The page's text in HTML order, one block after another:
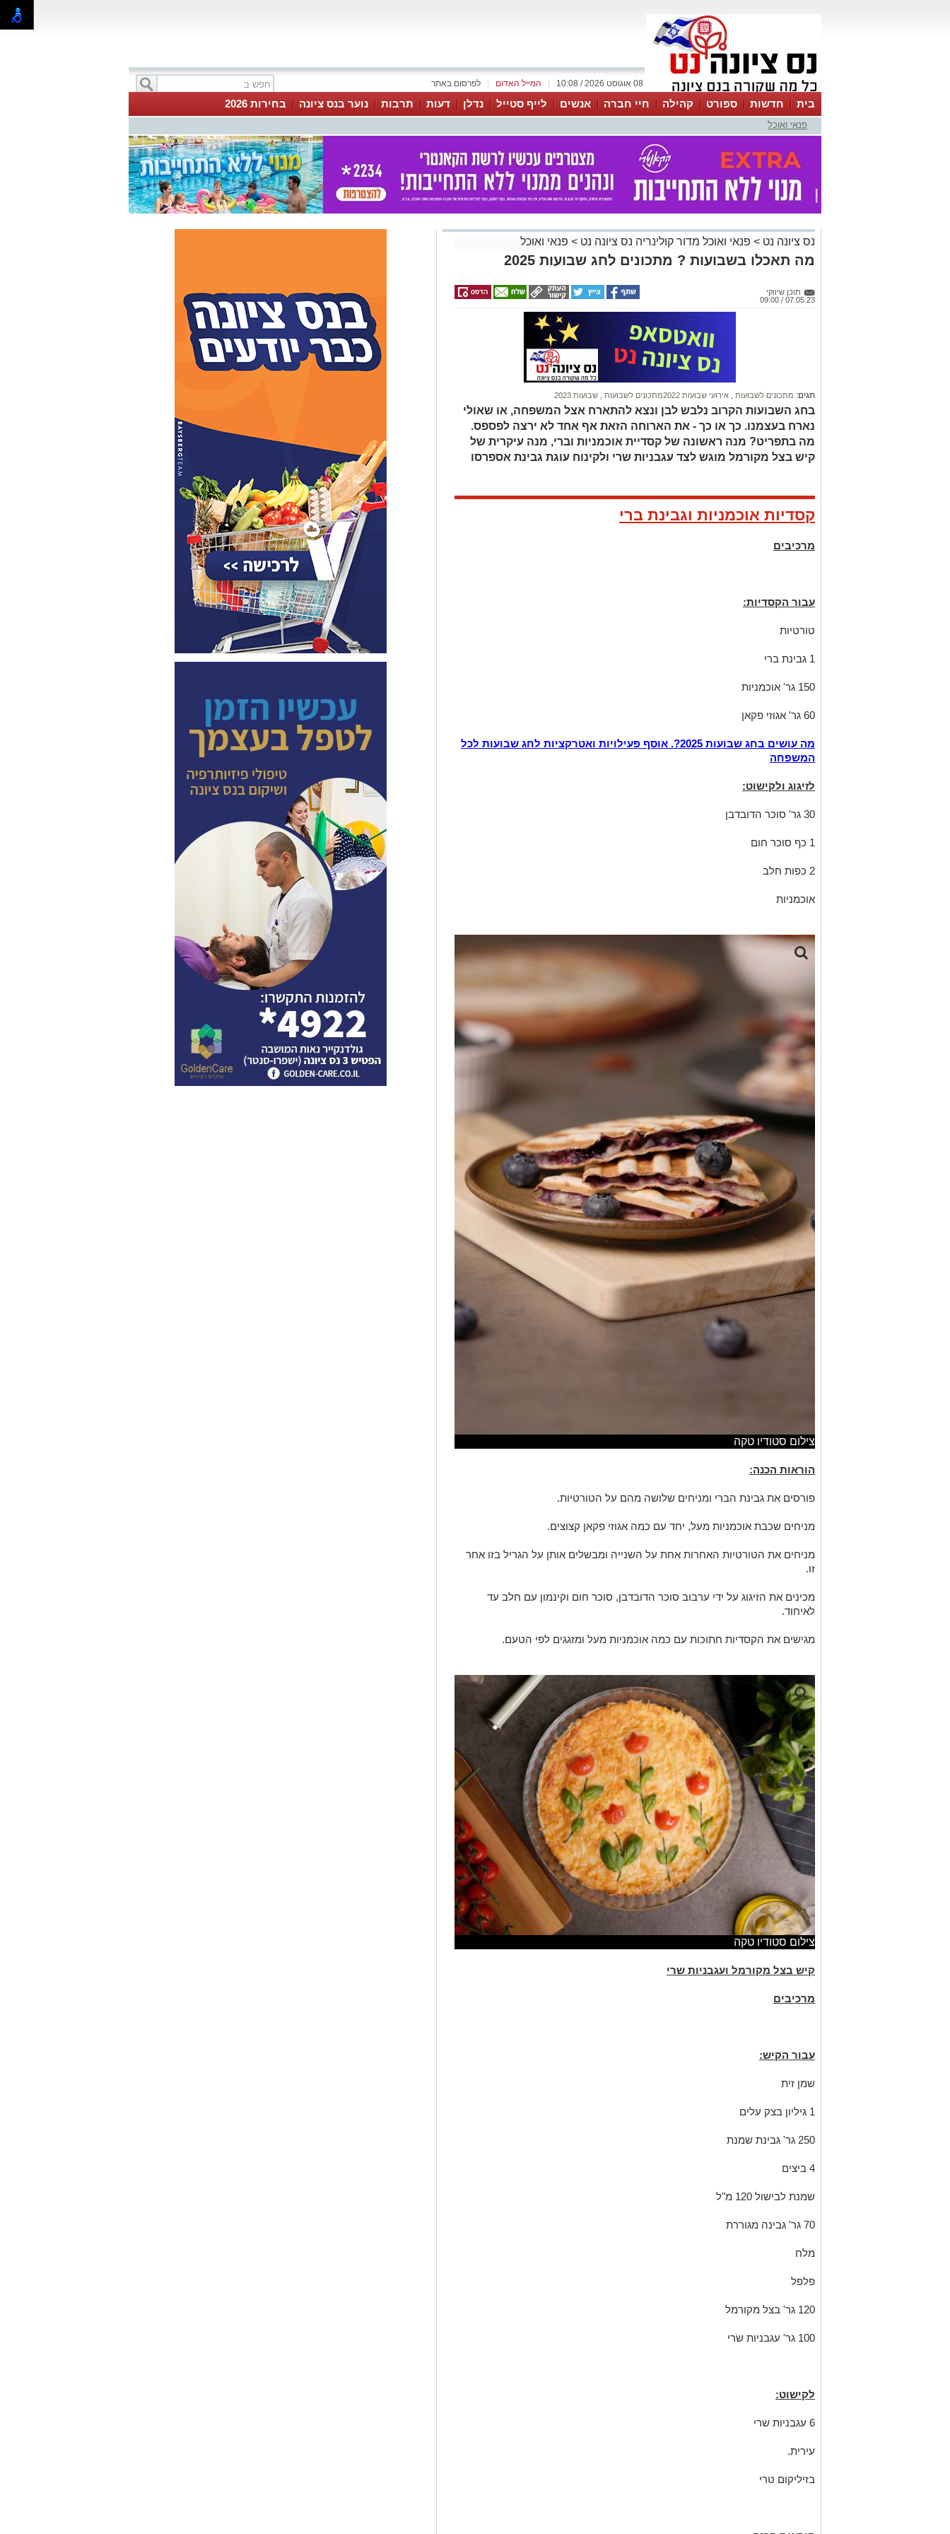
לפרסום באתר המייל האדום 08 אוגוסט 2026 / 10:08
בית חדשות ספורט קהילה חיי חברה אנשים לייף סטייל נדלן דעות תרבות נוער בנס ציונה בחירות 2026
פנאי ואוכל
נס ציונה נט > פנאי ואוכל מדור קולינריה נס ציונה נט > פנאי ואוכל
מה תאכלו בשבועות ? מתכונים לחג שבועות 2025
תוכן שיווקי
07.05.23 / 09:00
תגים: מתכונים לשבועות אירועי שבועות 2022מתכונים לשבועות שבועות 2023
בחג השבועות הקרוב נלבש לבן ונצא להתארח אצל המשפחה, או שאולי
נארח בעצמנו. כך או כך - את הארוחה הזאת אף אחד לא ירצה לפספס.
מה בתפריט? מנה ראשונה של קסדיית אוכמניות וברי, מנה עיקרית של
קיש בצל מקורמל מוגש לצד עגבניות שרי ולקינוח עוגת גבינת אספרסו
קסדיות אוכמניות וגבינת ברי
מרכיבים
עבור הקסדיות:
טורטיות
1 גבינת ברי
150 גר' אוכמניות
60 גר' אגוזי פקאן
מה עושים בחג שבועות 2025?. אוסף פעילויות ואטרקציות לחג שבועות לכל
המשפחה
לזיגוג ולקישוט:
30 גר' סוכר הדובדבן
1 כף סוכר חום
2 כפות חלב
אוכמניות
צילום סטודיו טקה
הוראות הכנה:
פורסים את גבינת הברי ומניחים שלושה מהם על הטורטיות.
מניחים שכבת אוכמניות מעל, יחד עם כמה אגוזי פקאן קצוצים.
מניחים את הטורטיות האחרות אחת על השנייה ומבשלים אותן על הגריל בזו אחר
זו.
מכינים את הזיגוג על ידי ערבוב סוכר הדובדבן, סוכר חום וקינמון עם חלב עד
לאיחוד.
מגישים את הקסדיות חתוכות עם כמה אוכמניות מעל ומזגגים לפי הטעם.
צילום סטודיו טקה
קיש בצל מקורמל ועגבניות שרי
מרכיבים
עבור הקיש:
שמן זית
1 גיליון בצק עלים
250 גר' גבינת שמנת
4 ביצים
שמנת לבישול 120 מ"ל
70 גר' גבינה מגוררת
מלח
פלפל
120 גר' בצל מקורמל
100 גר' עגבניות שרי
לקישוט:
6 עגבניות שרי
עירית.
בזיליקום טרי